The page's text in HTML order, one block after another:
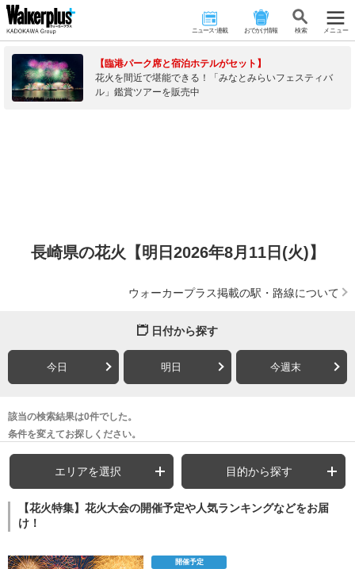
ニュース･連載 おでかけ情報 検 索 メニュー
【臨港パーク席と宿泊ホテルがセット】
花火を間近で堪能できる！「みなとみらいフェスティバ
ル」鑑賞ツアーを販売中
長崎県の花火【明日2026年8月11日(火)】
ウォーカープラス掲載の駅・路線について
日付から探す
今日 明日 今週末
該当の検索結果は0件でした。
条件を変えてお探しください。
エリアを選択 目的から探す
【花火特集】花火大会の開催予定や人気ランキングなどをお届
け！
開催予定